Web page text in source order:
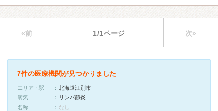
«前 1/1ページ 次»
7件の医療機関が見つかりました
エリア・駅
北海道江別市
病気
リンパ節炎
名称
なし